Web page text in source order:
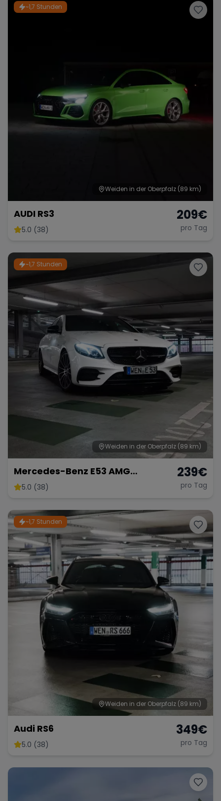
~1,7 Stunden
Weiden in der Oberpfalz (89 km)
AUDI RS3
5.0 (38)
209€
pro Tag
~1,7 Stunden
Weiden in der Oberpfalz (89 km)
Mercedes-Benz E53 AMG
Performance
5.0 (38)
239€
pro Tag
~1,7 Stunden
Weiden in der Oberpfalz (89 km)
Audi RS6
5.0 (38)
349€
pro Tag